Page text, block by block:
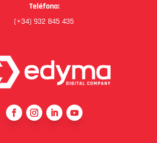
Teléfono:
(+34) 932 845 435